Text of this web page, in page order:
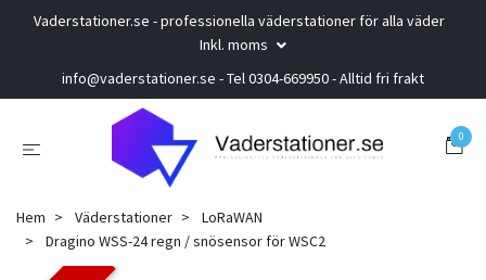
Vaderstationer.se - professionella väderstationer för alla väder
Inkl. moms
info@vaderstationer.se - Tel 0304-669950 - Alltid fri frakt
0
Hem Väderstationer
LoRaWAN
Dragino WSS-24 regn / snösensor för WSC2